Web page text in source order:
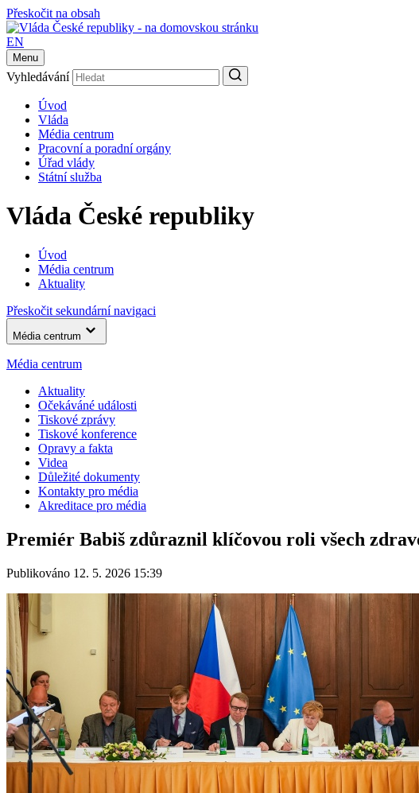
Přeskočit na obsah
EN
Menu
Vyhledávání
Úvod
Vláda
Média centrum
Pracovní a poradní orgány
Úřad vlády
Státní služba
Vláda České republiky
Úvod
Média centrum
Aktuality
Přeskočit sekundární navigaci
Média centrum
Média centrum
Aktuality
Očekáváné události
Tiskové zprávy
Tiskové konference
Opravy a fakta
Videa
Důležité dokumenty
Kontakty pro média
Akreditace pro média
Premiér Babiš zdůraznil klíčovou roli všech
Publikováno 12. 5. 2026 15:39